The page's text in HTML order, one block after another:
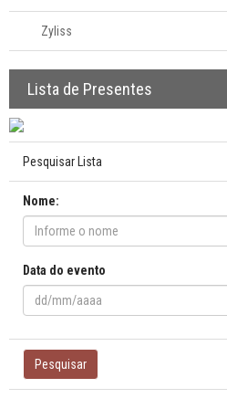
Zyliss
Lista de Presentes
Pesquisar Lista
Nome:
Data do evento
Pesquisar